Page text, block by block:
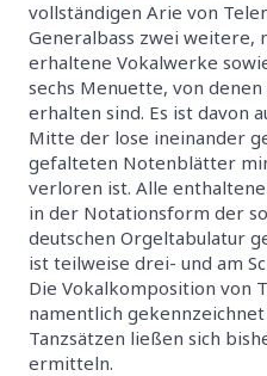
vollständigen Arie von
Generalbass zwei weitere,
erhaltene Vokalwerke
sechs Menuette, von
erhalten sind. Es ist davon
Mitte der lose ineinander
gefalteten Notenblätter
verloren ist. Alle
in der Notationsform der
deutschen Orgeltabulatur
ist teilweise drei- und am
Die Vokalkomposition von
namentlich
Tanzsätzen ließen sich
ermitteln.